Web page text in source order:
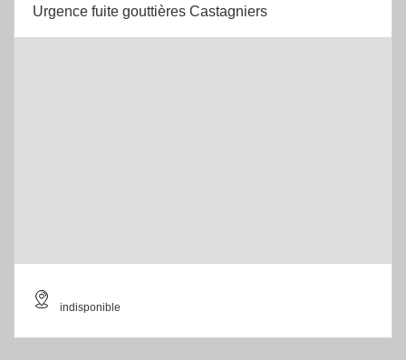
Urgence fuite gouttières Castagniers
indisponible